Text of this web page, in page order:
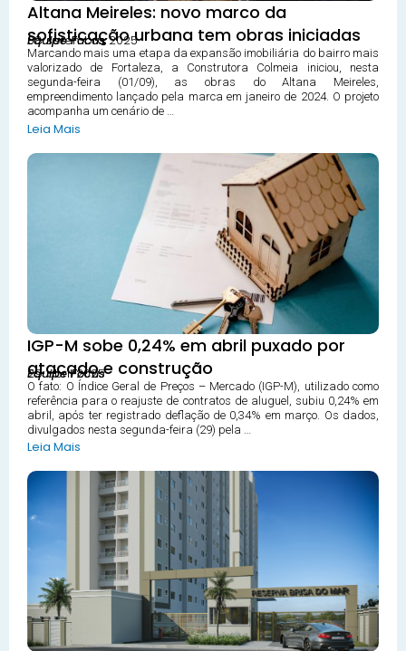
Altana Meireles: novo marco da
sofisticação urbana tem obras iniciadas
08 setembro 2025
Equipe Focus
Marcando mais uma etapa da expansão imobiliária do bairro mais
valorizado de Fortaleza, a Construtora Colmeia iniciou, nesta
segunda-feira (01/09), as obras do Altana Meireles,
empreendimento lançado pela marca em janeiro de 2024. O projeto
acompanha um cenário de …
Leia Mais
IGP-M sobe 0,24% em abril puxado por
atacado e construção
29 abril 2025
Equipe Focus
O fato: O Índice Geral de Preços – Mercado (IGP-M), utilizado como
referência para o reajuste de contratos de aluguel, subiu 0,24% em
abril, após ter registrado deflação de 0,34% em março. Os dados,
divulgados nesta segunda-feira (29) pela …
Leia Mais